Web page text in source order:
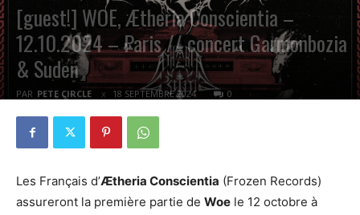
[guest!] WOE, Ætheria Conscientia –
12.10.2024 – Paris // concert Garmonbozia
& Suden
PAR PETE CIRCLE 18 SEPTEMBRE 2024 0
Les Français d’Ætheria Conscientia (Frozen Records)
assureront la première partie de Woe le 12 octobre à